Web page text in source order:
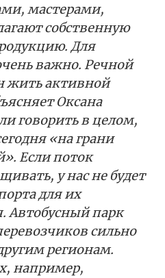
мастерами,
собственную
Для
важно. Речной
жить активной
Оксана
говорить в целом,
«на грани
Если поток
у нас не будет
для их
Автобусный парк
сильно
регионам.
например,